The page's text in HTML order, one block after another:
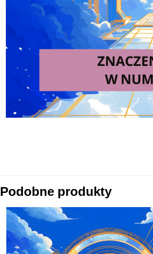
Podobne produkty